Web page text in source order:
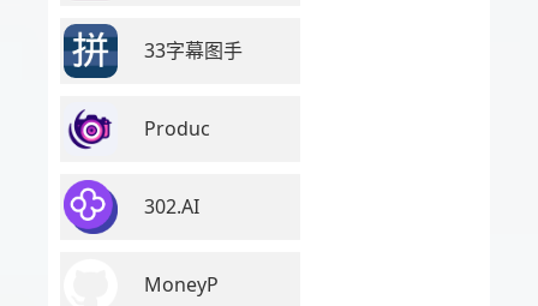
33字幕图手
Produc
302.AI
MoneyP